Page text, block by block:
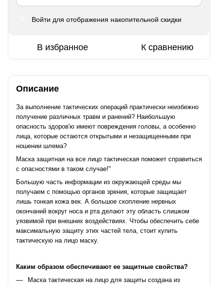
Войти для отображения накопительной скидки
В избранное К сравнению
Описание
За выполнение тактических операций практически неизбежно
получение различных травм и ранений? Наибольшую
опасность здоров'ю имеют повреждения головы, а особенно
лица, которые остаются открытыми и незащищенными при
ношении шлема?
Маска защитная на все лицо тактическая поможет справиться
с опасностями в таком случае!"
Большую часть информации из окружающей среды мы
получаем с помощью органов зрения, которые защищает
лишь тонкая кожа век. А большое скопление нервных
окончаний вокруг носа и рта делают эту область слишком
уязвимой при внешних воздействиях. Чтобы обеспечить себе
максимальную защиту этих частей тела, стоит купить
тактическую на лицо маску.
Каким образом обеспечивают ее защитные свойства?
Маска тактическая на лицо для защиты создана из